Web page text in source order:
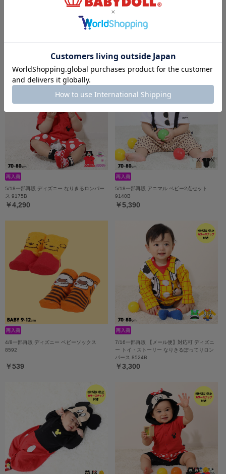
き2WAYオール 9637B
ト 9631B
5/18一部再販 ディズニー なりきるロンパー
ス 9175B
￥4,290
5/18一部再販 アニマル ベビー2点セット
9140B
￥5,390
4/8一部再販 ディズニー ベビーソックス
8592
￥539
7/16一部再販 【メール便】対応可 ディズニ
ー トイ・ストーリー なりきるぽってりロン
パース 8524B
￥3,300